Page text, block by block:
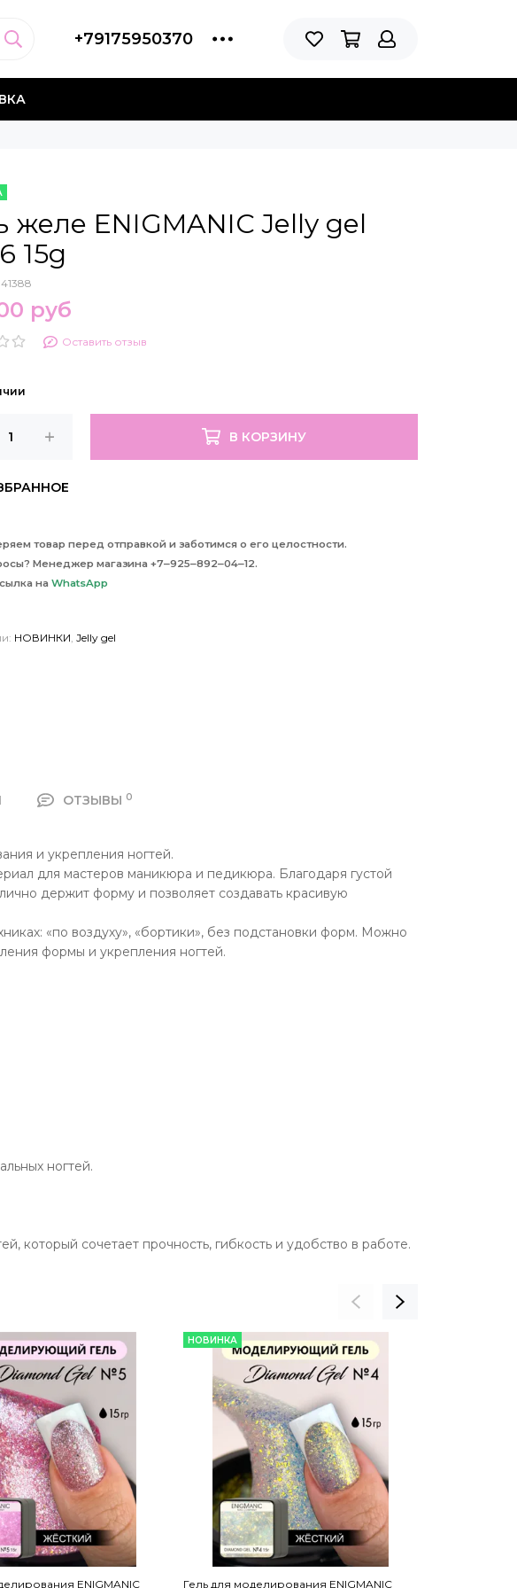
+79175950370
желе ENIGMANIC Jelly gel
15g
41388
руб
Оставить отзыв
В КОРЗИНУ
товар перед отправкой и заботимся о его целостности.
Менеджер магазина +7‒925‒892‒04‒12.
на WhatsApp
НОВИНКИ Jelly gel
ОТЗЫВЫ 0
и укрепления ногтей.
для мастеров маникюра и педикюра. Благодаря густой
держит форму и позволяет создавать красивую
«по воздуху», «бортики», без подстановки форм. Можно
формы и укрепления ногтей.
ногтей.
который сочетает прочность, гибкость и удобство в работе.
ENIGMANIC
НОВИНКА
Гель для моделирования ENIGMANIC